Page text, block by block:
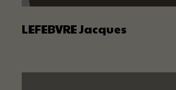
LEFEBVRE Jacques